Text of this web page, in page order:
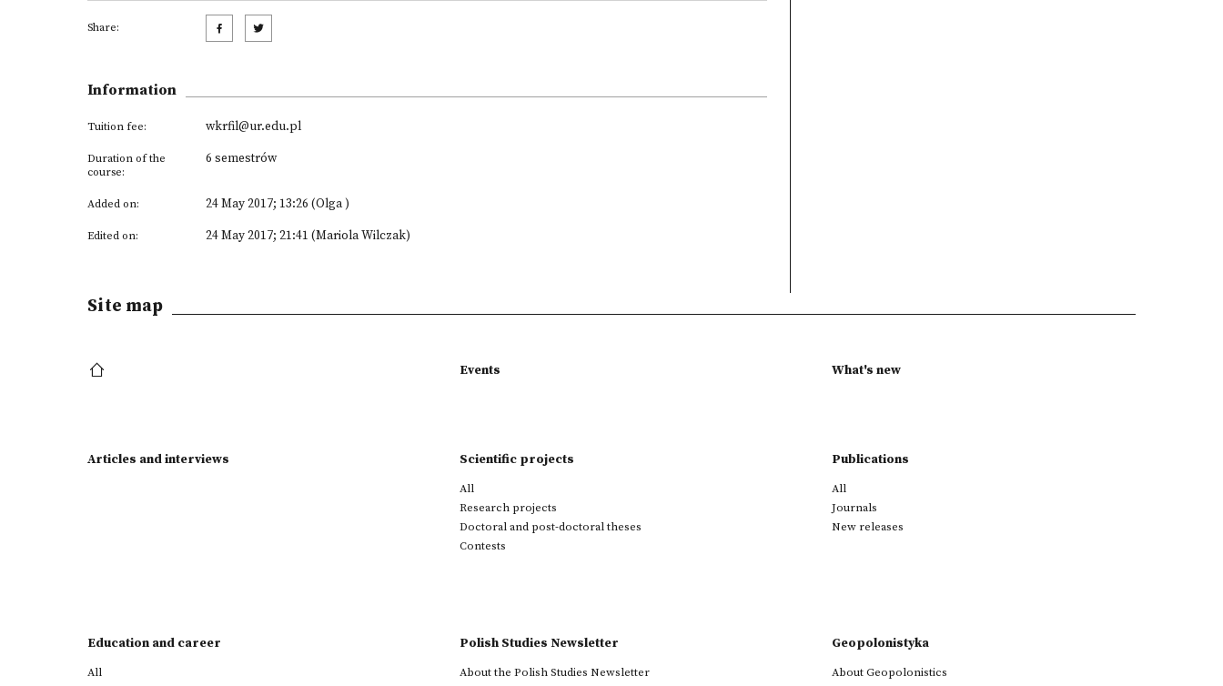
Share:
Information
Tuition fee: wkrfil@ur.edu.pl
Duration of the
course:
6 semestrów
Added on: 24 May 2017; 13:26 (Olga )
Edited on: 24 May 2017; 21:41 (Mariola Wilczak)
Site map
Events What's new
Articles and interviews Scientific projects
All
Research projects
Doctoral and post-doctoral theses
Contests
Publications
All
Journals
New releases
Education and career
All
Polish Studies Newsletter
About the Polish Studies Newsletter
Geopolonistyka
About Geopolonistics